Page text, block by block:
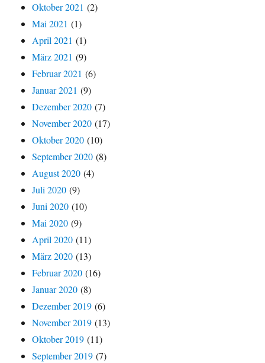
Oktober 2021 (2)
Mai 2021 (1)
April 2021 (1)
März 2021 (9)
Februar 2021 (6)
Januar 2021 (9)
Dezember 2020 (7)
November 2020 (17)
Oktober 2020 (10)
September 2020 (8)
August 2020 (4)
Juli 2020 (9)
Juni 2020 (10)
Mai 2020 (9)
April 2020 (11)
März 2020 (13)
Februar 2020 (16)
Januar 2020 (8)
Dezember 2019 (6)
November 2019 (13)
Oktober 2019 (11)
September 2019 (7)